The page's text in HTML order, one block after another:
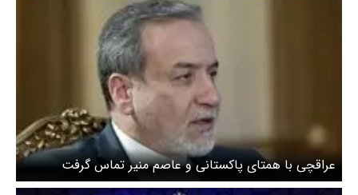
عراقچی با همتای پاکستانی و عاصم منیر تماس گرفت